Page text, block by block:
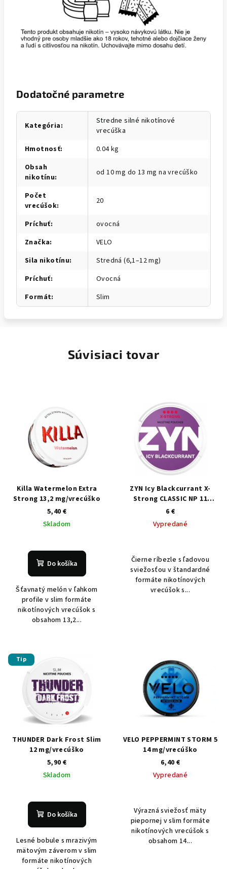
Dodatočné parametre
Kategória:
Stredne silné nikotínové
vrecúška
Hmotnosť:
0.04 kg
Obsah
nikotínu: od 10 mg do 13 mg na vrecúško
Počet
vrecúšok: 20
Príchuť:
ovocná
Značka:
VELO
Sila nikotínu:
Stredná (6,1–12 mg)
Príchuť:
Ovocná
Formát: Slim
Súvisiaci tovar
Killa Watermelon Extra
Strong 13,2 mg/vrecúško
5,40 €
Skladom
Do košíka
Šťavnatý melón v ľahkom
profile v slim formáte
nikotínových vrecúšok s
obsahom 13,2...
ZYN Icy Blackcurrant X-
Strong CLASSIC NP 11
mg/vrecúško
6 €
Vypredané
Čierne ríbezle s ľadovou
sviežosťou v štandardné
formáte nikotínových
vrecúšok s...
Tip
THUNDER Dark Frost Slim
12 mg/vrecúško
5,90 €
Skladom
Do košíka
Lesné bobule s mrazivým
mätovým záverom v slim
formáte nikotínových
VELO PEPPERMINT STORM 5
14 mg/vrecúško
6,40 €
Vypredané
Výrazná sviežosť mäty
piepornej v slim formáte
nikotínových vrecúšok s
obsahom 14...